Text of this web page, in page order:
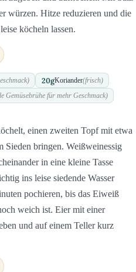
würzen. Hitze reduzieren und die
köcheln lassen.
20gKoriander(frisch)
Gemüsebrühe für mehr Geschmack)
einen zweiten Topf mit etwa
Sieden bringen. Weißweinessig
in eine kleine Tasse
ins leise siedende Wasser
pochieren, bis das Eiweiß
weich ist. Eier mit einer
und auf einem Teller kurz